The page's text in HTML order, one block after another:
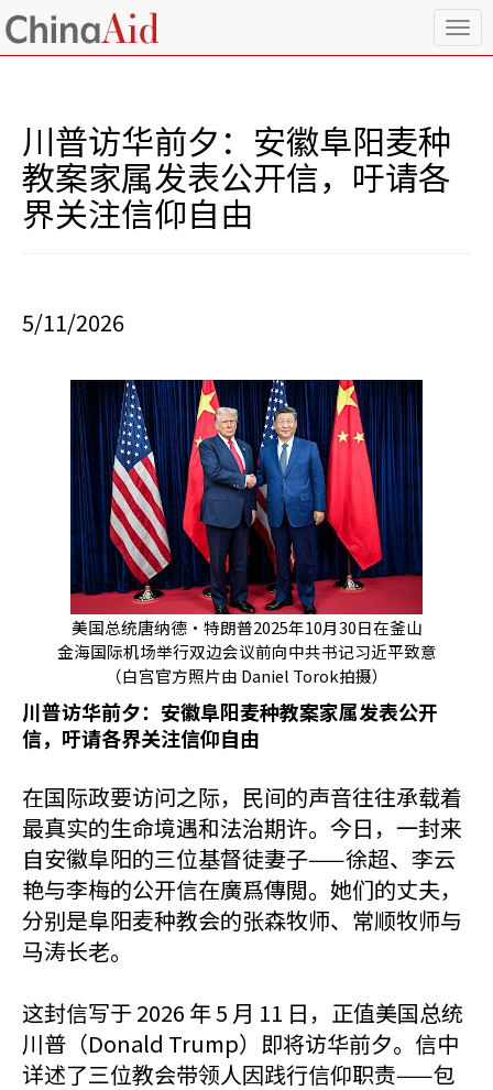
T
o
川普访华前夕：安徽阜阳麦种
教案家属发表公开信，吁请各
界关注信仰自由
5/11/2026
美国总统唐纳德·特朗普2025年10月30日在釜山
金海国际机场举行双边会议前向中共书记习近平致意
（白宫官方照片由 Daniel Torok拍摄）
川普访华前夕：安徽阜阳麦种教案家属发表公开
信，吁请各界关注信仰自由
在国际政要访问之际，民间的声音往往承载着
最真实的生命境遇和法治期许。今日，一封来
自安徽阜阳的三位基督徒妻子——徐超、李云
艳与李梅的公开信在廣爲傳閲。她们的丈夫，
分别是阜阳麦种教会的张森牧师、常顺牧师与
马涛长老。
这封信写于 2026 年 5 月 11 日，正值美国总统
川普（Donald Trump）即将访华前夕。信中
详述了三位教会带领人因践行信仰职责——包